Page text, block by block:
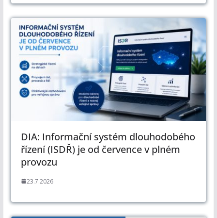
DIA: Informační systém dlouhodobého
řízení (ISDŘ) je od července v plném
provozu
23.7.2026